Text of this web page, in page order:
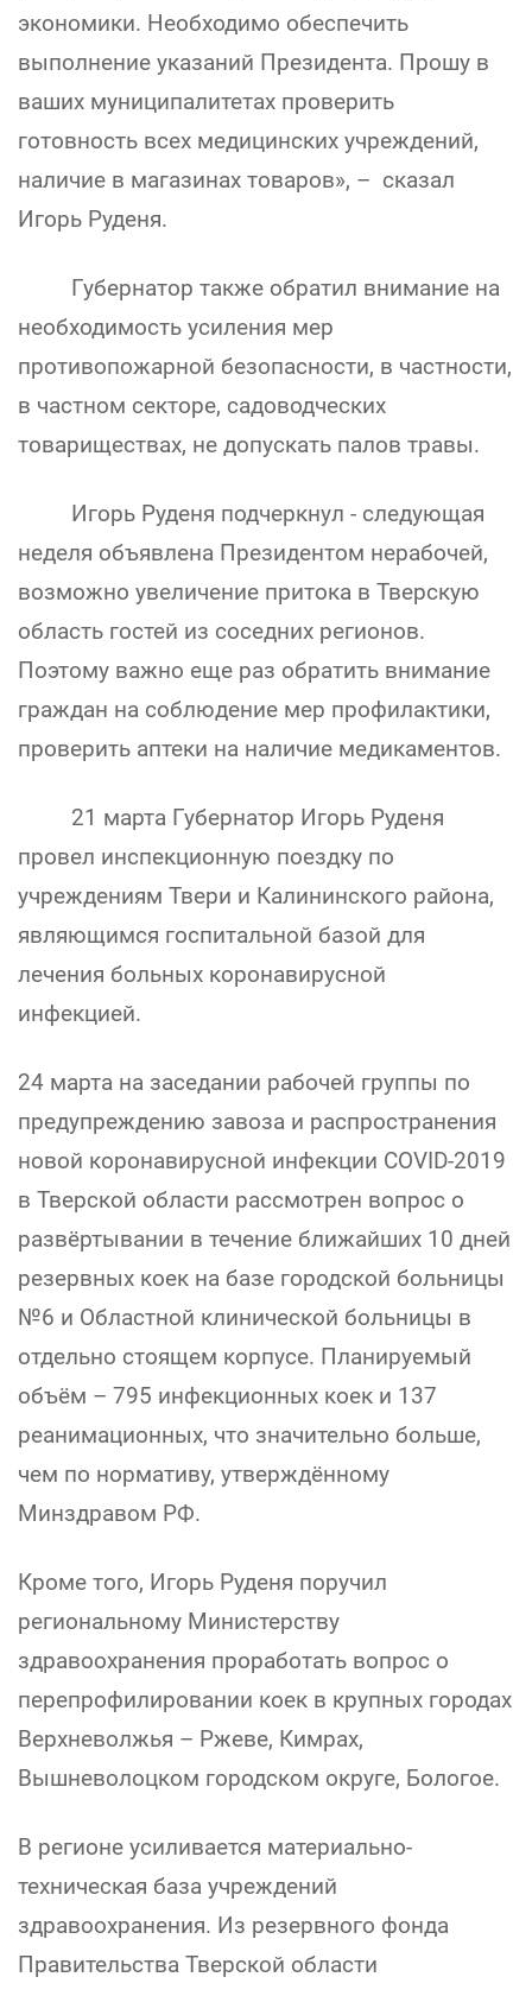
экономики. Необходимо обеспечить
выполнение указаний Президента. Прошу в
ваших муниципалитетах проверить
готовность всех медицинских учреждений,
наличие в магазинах товаров», – сказал
Игорь Руденя.
Губернатор также обратил внимание на
необходимость усиления мер
противопожарной безопасности, в частности,
в частном секторе, садоводческих
товариществах, не допускать палов травы.
Игорь Руденя подчеркнул - следующая
неделя объявлена Президентом нерабочей,
возможно увеличение притока в Тверскую
область гостей из соседних регионов.
Поэтому важно еще раз обратить внимание
граждан на соблюдение мер профилактики,
проверить аптеки на наличие медикаментов.
21 марта Губернатор Игорь Руденя
провел инспекционную поездку по
учреждениям Твери и Калининского района,
являющимся госпитальной базой для
лечения больных коронавирусной
инфекцией.
24 марта на заседании рабочей группы по
предупреждению завоза и распространения
новой коронавирусной инфекции COVID-2019
в Тверской области рассмотрен вопрос о
развёртывании в течение ближайших 10 дней
резервных коек на базе городской больницы
№6 и Областной клинической больницы в
отдельно стоящем корпусе. Планируемый
объём – 795 инфекционных коек и 137
реанимационных, что значительно больше,
чем по нормативу, утверждённому
Минздравом РФ.
Кроме того, Игорь Руденя поручил
региональному Министерству
здравоохранения проработать вопрос о
перепрофилировании коек в крупных городах
Верхневолжья – Ржеве, Кимрах,
Вышневолоцком городском округе, Бологое.
В регионе усиливается материально-
техническая база учреждений
здравоохранения. Из резервного фонда
Правительства Тверской области